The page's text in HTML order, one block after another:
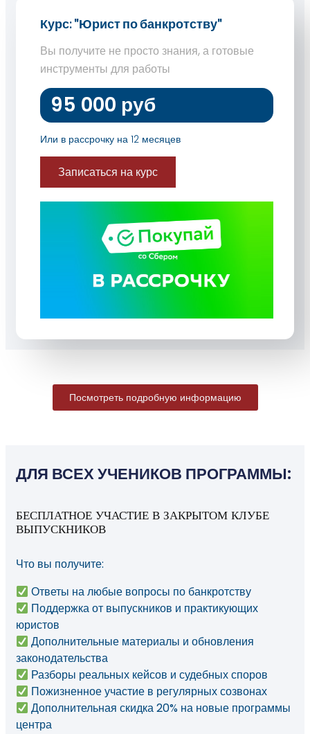
Курс: "Юрист по банкротству"
Вы получите не просто знания, а готовые
инструменты для работы
95 000 руб
Или в рассрочку на 12 месяцев
Записаться на курс
Посмотреть подробную информацию
ДЛЯ ВСЕХ УЧЕНИКОВ ПРОГРАММЫ:
БЕСПЛАТНОЕ УЧАСТИЕ В ЗАКРЫТОМ КЛУБЕ
ВЫПУСКНИКОВ
Что вы получите:
Ответы на любые вопросы по банкротству
Поддержка от выпускников и практикующих
юристов
Дополнительные материалы и обновления
законодательства
Разборы реальных кейсов и судебных споров
Пожизненное участие в регулярных созвонах
Дополнительная скидка 20% на новые программы
центра